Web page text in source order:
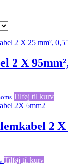
2 X
Tilføj til kurv
2 X
Tilføj til kurv